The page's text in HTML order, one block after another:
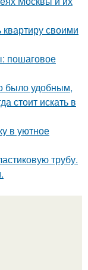
своими
пошаговое
было удобным,
стоит искать в
в уютное
трубу.